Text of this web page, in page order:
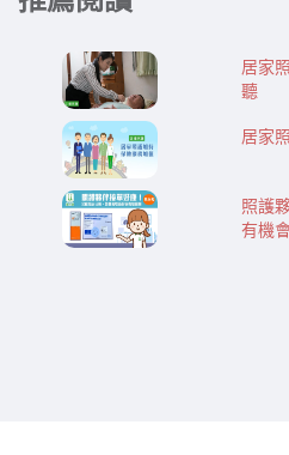
居家
聽
居家
照護
有機